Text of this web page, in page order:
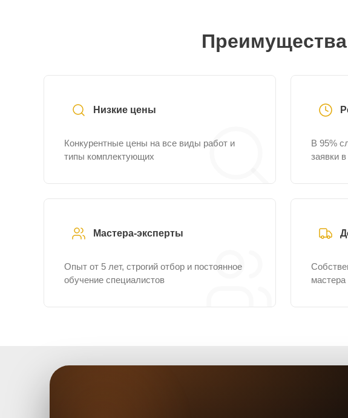
Низкие цены
Конкурентные цены на все виды работ и
типы комплектующих
В 95%
заявки
Мастера-эксперты
Опыт от 5 лет, строгий отбор и постоянное
обучение специалистов